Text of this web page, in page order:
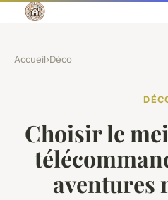
Accueil›Déco
Choisir le
aventures